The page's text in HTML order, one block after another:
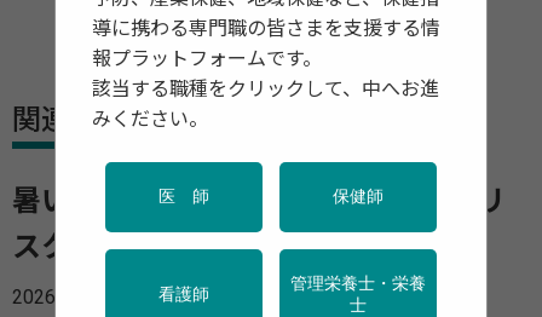
関連資料・リリース
暑い日の増加が高齢者の認知症発症リ
スクを長期的に高める可能性
2026年01月22日
導に携わる専門職の皆さまを支援する情
報プラットフォームです。
該当する職種をクリックして、中へお進
みください。
医 師 保健師
看護師
管理栄養士・栄養
士